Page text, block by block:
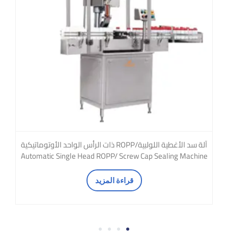
آلة سد الأغطية اللولبية/ROPP ذات الرأس الواحد الأوتوماتيكية
Automatic Single Head ROPP/ Screw Cap Sealing Machine
قراءة المزيد
1
2
3
4